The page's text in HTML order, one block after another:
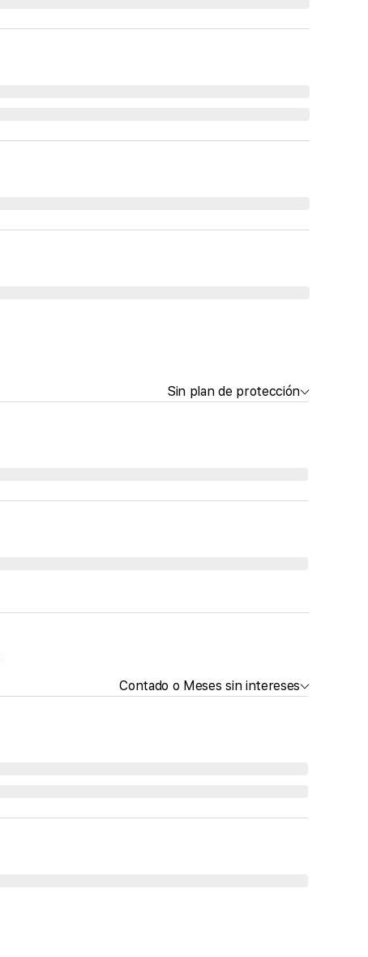
Sin plan de protección
Contado o Meses sin intereses